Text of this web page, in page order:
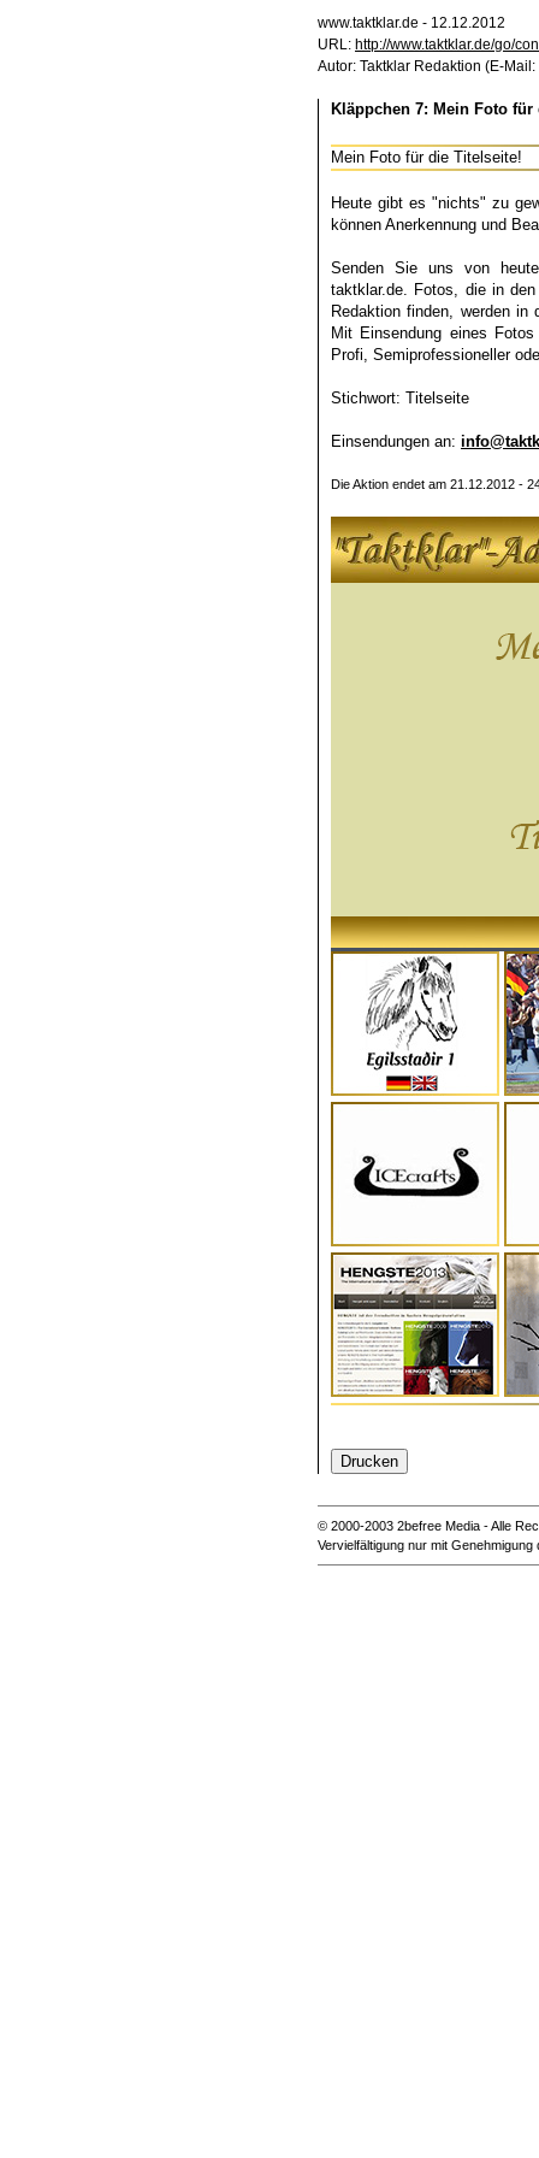
www.taktklar.de - 12.12.2012
URL: http://www.taktklar.de/go/
Autor: Taktklar Redaktion (E-Mail:
Kläppchen 7: Mein Foto
Mein Foto für die Titelseite!
Heute gibt es "nichts" zu
können Anerkennung und
Senden Sie uns von
taktklar.de. Fotos, die in
Redaktion finden, werden in
Mit Einsendung eines
Profi, Semiprofessioneller
Stichwort: Titelseite
Einsendungen an:
Die Aktion endet am 21.12.2012 -
© 2000-2003 2befree Media - Alle
Vervielfältigung nur mit Genehmigung